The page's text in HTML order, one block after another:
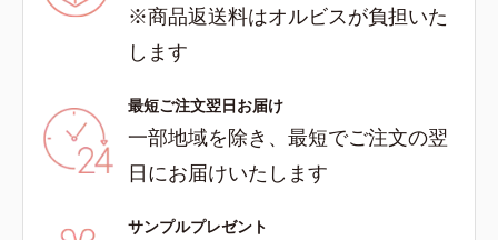
※商品返送料はオルビスが負担いた
します
最短ご注文翌日お届け
一部地域を除き、最短でご注文の翌
日にお届けいたします
サンプルプレゼント